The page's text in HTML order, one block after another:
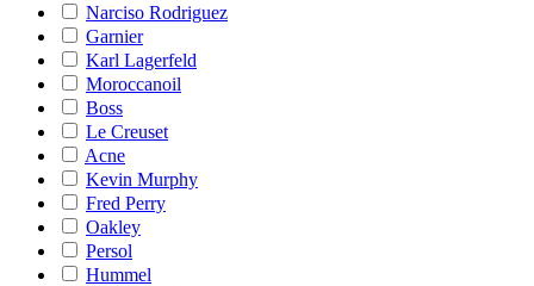
Narciso Rodriguez
Garnier
Karl Lagerfeld
Moroccanoil
Boss
Le Creuset
Acne
Kevin Murphy
Fred Perry
Oakley
Persol
Hummel